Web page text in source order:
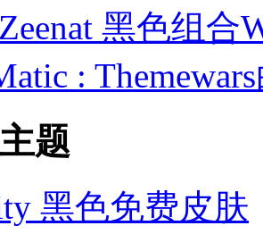
黑色组合
:
题
黑色免费皮肤